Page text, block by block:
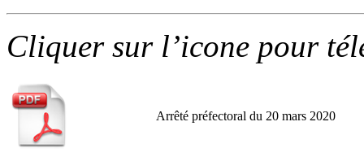
Cliquer sur l’icone pour
Arrêté préfectoral du 20 mars 2020